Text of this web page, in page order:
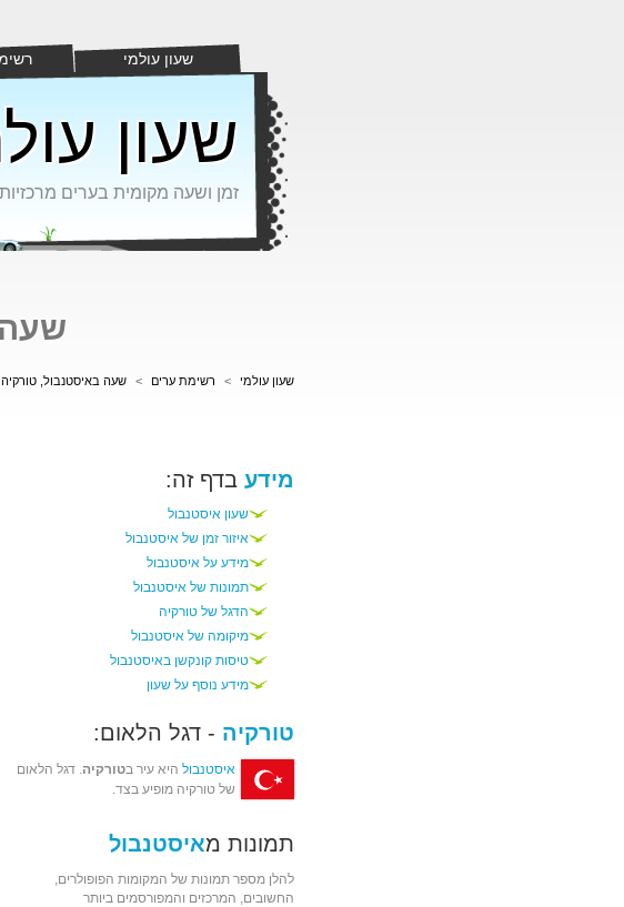
שעון עולמי
שעון
זמן ושעה מקומית בערים
שעה
שעון עולמי > רשימת ערים > שעה באיסטנבול, טורקיה
מידע בדף זה:
שעון איסטנבול
איזור זמן של איסטנבול
מידע על איסטנבול
תמונות של איסטנבול
הדגל של טורקיה
מיקומה של איסטנבול
טיסות קונקשן באיסטנבול
מידע נוסף על שעון
טורקיה - דגל הלאום:
איסטנבול היא עיר בטורקיה. דגל הלאום
של טורקיה מופיע בצד.
תמונות מאיסטנבול
להלן מספר תמונות של המקומות הפופולרים,
החשובים, המרכזים והמפורסמים ביותר